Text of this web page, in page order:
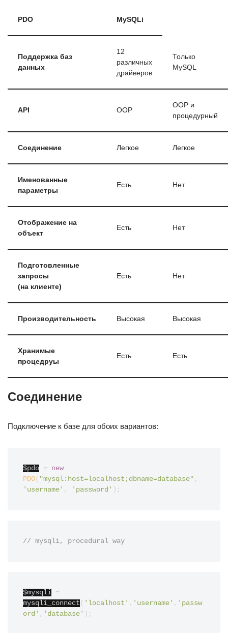
PDO MySQLi
Поддержка баз
данных
12
различных
драйверов
Только
MySQL
API OOP
OOP и
процедурный
Соединение Легкое Легкое
Именованные
параметры
Есть Нет
Отображение на
объект
Есть Нет
Подготовленные
запросы
(на клиенте)
Есть Нет
Производительность Высокая Высокая
Хранимые
процедруы
Есть Есть
Соединение
Подключение к базе для обоих вариантов:
$pdo =
new
PDO( "mysql:host=localhost;dbname=database" ,
'username' , 'password' );
// mysqli, procedural way
$mysqli =
mysqli_connect ( 'localhost' , 'username' , 'passw
ord' , 'database' );